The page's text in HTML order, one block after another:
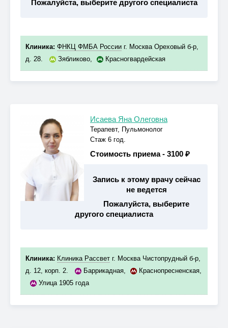
Пожалуйста, выберите другого специалиста
Клиника: ФНКЦ ФМБА России г. Москва Ореховый б-р,
д. 28.
Зябликово, Красногвардейская
Исаева Яна Олеговна
Терапевт, Пульмонолог
Стаж 6 год.
Стоимость приема - 3100 ₽
Запись к этому врачу сейчас
не ведется
Пожалуйста, выберите
другого специалиста
Клиника: Клиника Рассвет г. Москва Чистопрудный б-р,
д. 12, корп. 2.
Баррикадная, Краснопресненская,
Улица 1905 года